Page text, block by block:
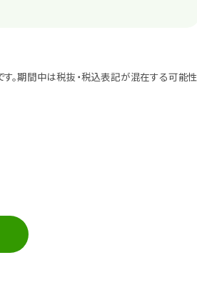
。期間中は税抜・税込表記が混在する可能性